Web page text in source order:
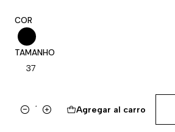
COR
TAMANHO
37
Cantidad
Agregar al carro